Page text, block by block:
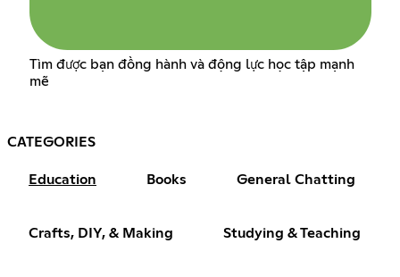
Tìm được bạn đồng hành và động lực học tập mạnh
mẽ
CATEGORIES
Education Books General Chatting
Crafts, DIY, & Making Studying & Teaching